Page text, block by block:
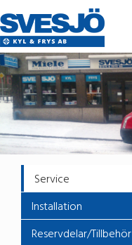
Service
Installation
Reservdelar/Tillbehör